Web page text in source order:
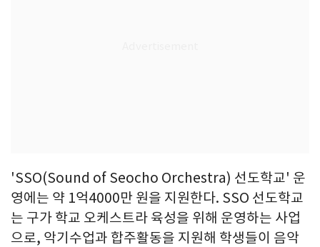
'SSO(Sound of Seocho Orchestra) 선도학교' 운
영에는 약 1억4000만 원을 지원한다. SSO 선도학교
는 구가 학교 오케스트라 육성을 위해 운영하는 사업
으로, 악기수업과 합주활동을 지원해 학생들이 음악